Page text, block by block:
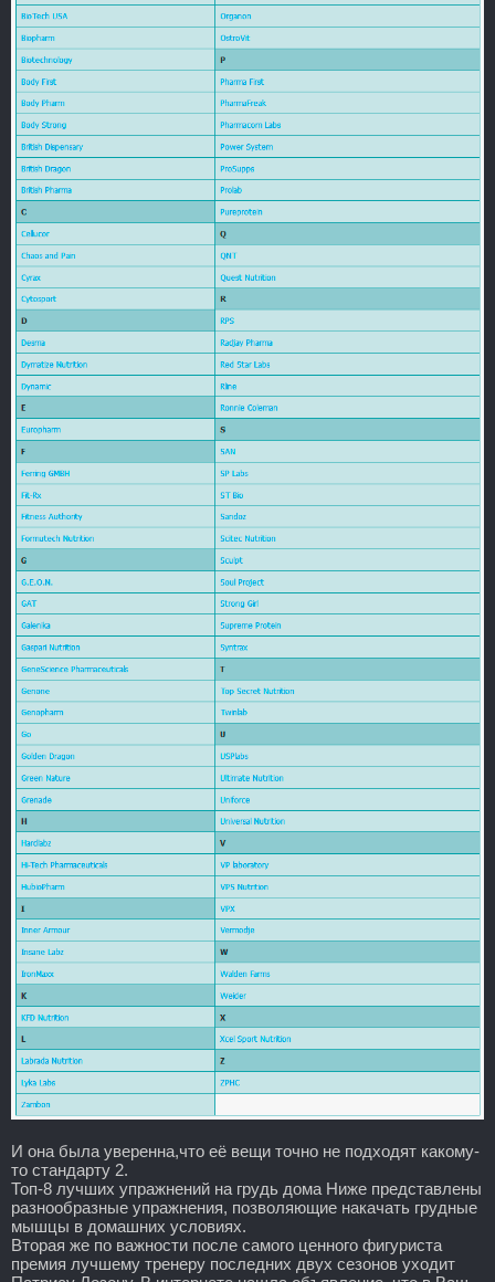
И она была уверенна,что её вещи точно не подходят какому-
то стандарту 2.
Топ-8 лучших упражнений на грудь дома Ниже представлены
разнообразные упражнения, позволяющие накачать грудные
мышцы в домашних условиях.
Вторая же по важности после самого ценного фигуриста
премия лучшему тренеру последних двух сезонов уходит